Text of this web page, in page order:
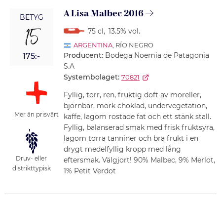
BETYG
15
175:-
Mer än prisvärt
Druv- eller
distrikttypisk
A Lisa Malbec 2016
75 cl , 13.5% vol.
ARGENTINA, RÍO NEGRO
Producent: Bodega Noemia de Patagonia
S.A
Systembolaget: 70821
Fyllig, torr, ren, fruktig doft av moreller,
björnbär, mörk choklad, undervegetation,
kaffe, lagom rostade fat och ett stänk stall.
Fyllig, balanserad smak med frisk fruktsyra,
lagom torra tanniner och bra frukt i en
drygt medelfyllig kropp med lång
eftersmak. Välgjort! 90% Malbec, 9% Merlot,
1% Petit Verdot